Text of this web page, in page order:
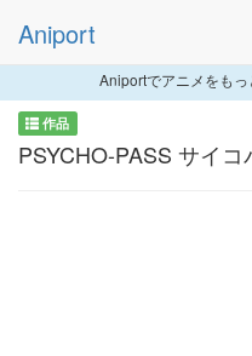
Aniport
Aniportでアニメをもっ
作品
PSYCHO-PASS サイ